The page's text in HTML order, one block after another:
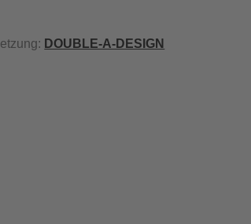
DOUBLE-A-DESIGN